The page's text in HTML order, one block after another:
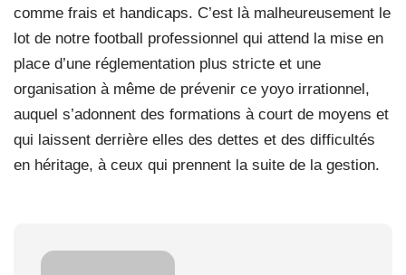
comme frais et handicaps. C’est là malheureusement le
lot de notre football professionnel qui attend la mise en
place d’une réglementation plus stricte et une
organisation à même de prévenir ce yoyo irrationnel,
auquel s’adonnent des formations à court de moyens et
qui laissent derrière elles des dettes et des difficultés
en héritage, à ceux qui prennent la suite de la gestion.